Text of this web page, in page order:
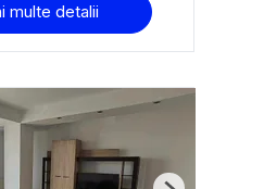
multe detalii